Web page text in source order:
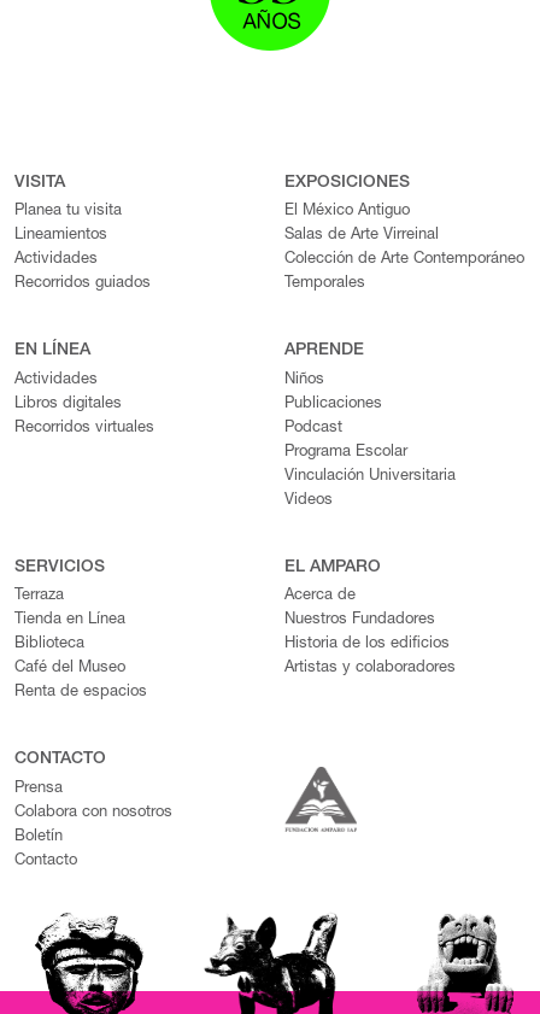
VISITA
Planea tu visita
Lineamientos
Actividades
Recorridos guiados
EXPOSICIONES
El México Antiguo
Salas de Arte Virreinal
Colección de Arte Contemporáneo
Temporales
EN LÍNEA
Actividades
Libros digitales
Recorridos virtuales
APRENDE
Niños
Publicaciones
Podcast
Programa Escolar
Vinculación Universitaria
Videos
SERVICIOS
Terraza
Tienda en Línea
Biblioteca
Café del Museo
Renta de espacios
EL AMPARO
Acerca de
Nuestros Fundadores
Historia de los edificios
Artistas y colaboradores
CONTACTO
Prensa
Colabora con nosotros
Boletín
Contacto